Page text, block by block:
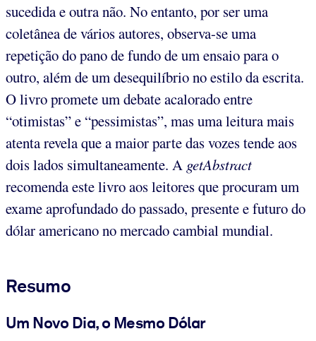
sucedida e outra não. No entanto, por ser uma
coletânea de vários autores, observa-se uma
repetição do pano de fundo de um ensaio para o
outro, além de um desequilíbrio no estilo da escrita.
O livro promete um debate acalorado entre
“otimistas” e “pessimistas”, mas uma leitura mais
atenta revela que a maior parte das vozes tende aos
dois lados simultaneamente. A getAbstract
recomenda este livro aos leitores que procuram um
exame aprofundado do passado, presente e futuro do
dólar americano no mercado cambial mundial.
Resumo
Um Novo Dia, o Mesmo Dólar